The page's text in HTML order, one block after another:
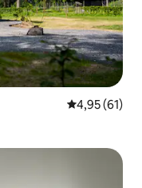
Priemerné
4,95 (61)